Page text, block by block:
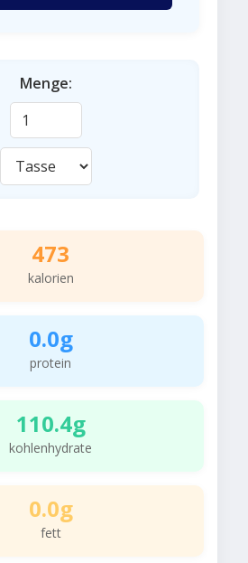
Menge:
473
kalorien
0.0g
protein
110.4g
kohlenhydrate
0.0g
fett